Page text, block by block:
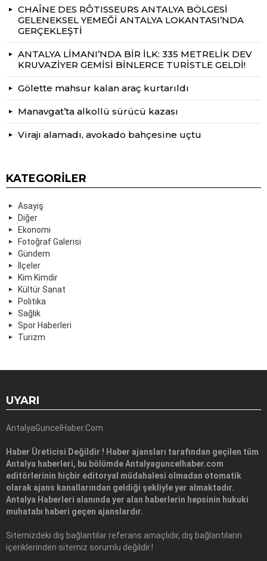
CHAÎNE DES RÔTISSEURS ANTALYA BÖLGESİ
GELENEKSEL YEMEĞİ ANTALYA LOKANTASI’NDA
GERÇEKLEŞTİ
ANTALYA LİMANI’NDA BİR İLK: 335 METRELİK DEV
KRUVAZİYER GEMİSİ BİNLERCE TURİSTLE GELDİ!
Gölette mahsur kalan araç kurtarıldı
Manavgat’ta alkollü sürücü kazası
Virajı alamadı, avokado bahçesine uçtu
KATEGORILER
Asayiş
Diğer
Ekonomi
Fotoğraf Galerisi
Gündem
İlçeler
Kim Kimdir
Kültür Sanat
Politika
Sağlık
Spor Haberleri
Turizm
UYARI
AntalyaGuncelHaber.Com
Haber Üreticisi Değildir ! Haber ajansları tarafından geçilen tüm
Antalya haberleri, bu bölümde Antalyaguncelhaber.com
editörlerinin hiçbir editoryal müdahalesi olmadan otomatik
olarak ajans kanallarından geldiği şekliyle yer almaktadır.
Antalya Haberleri alanında yer alan haberlerin hepsinin hukuki
muhatabı haberi geçen ajanslardır.
Sitemizdeki dış bağlantılar referans amaçlıdır, dış bağlantıların
içeriklerinden sitemiz sorumlu değildir.!